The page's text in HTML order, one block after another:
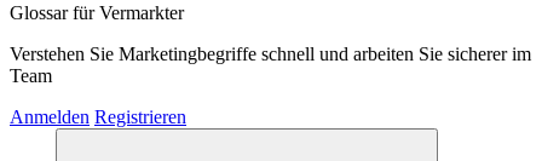
Glossar für Vermarkter
Verstehen Sie Marketingbegriffe schnell und arbeiten Sie sicherer im
Team
Anmelden Registrieren